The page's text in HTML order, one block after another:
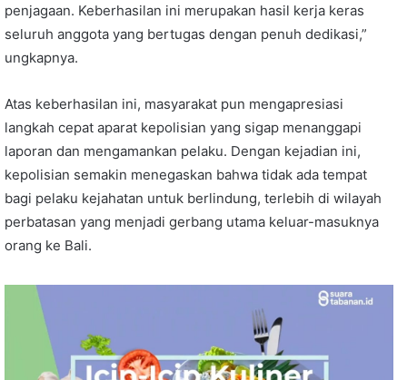
penjagaan. Keberhasilan ini merupakan hasil kerja keras
seluruh anggota yang bertugas dengan penuh dedikasi,”
ungkapnya.
Atas keberhasilan ini, masyarakat pun mengapresiasi
langkah cepat aparat kepolisian yang sigap menanggapi
laporan dan mengamankan pelaku. Dengan kejadian ini,
kepolisian semakin menegaskan bahwa tidak ada tempat
bagi pelaku kejahatan untuk berlindung, terlebih di wilayah
perbatasan yang menjadi gerbang utama keluar-masuknya
orang ke Bali.